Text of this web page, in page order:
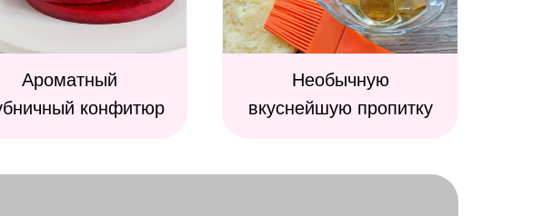
Ароматный
конфитюр
Необычную
вкуснейшую пропитку